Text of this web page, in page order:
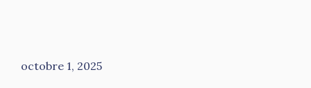
octobre 1, 2025